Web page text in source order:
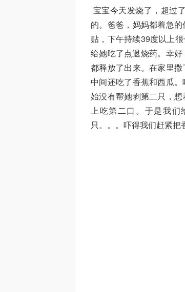
宝宝今天发烧了，超过
的。爸爸，妈妈都着急
贴，下午持续39度以上
给她吃了点退烧药。幸
都释放了出来。在家里
中间还吃了香蕉和西瓜
始没有帮她剥第二只，
上吃第二口。于是我们
只。。。吓得我们赶紧把